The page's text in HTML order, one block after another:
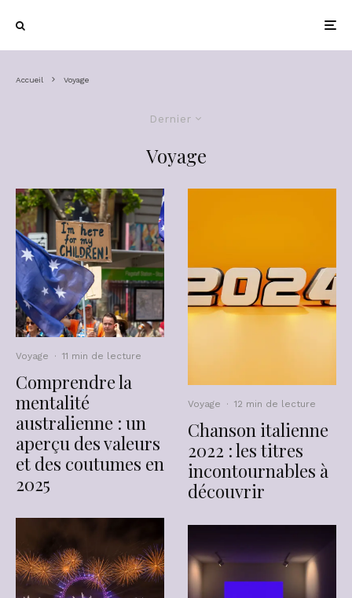
Accueil Voyage
Dernier
Voyage
Voyage · 11 min de lecture
Comprendre la
mentalité
australienne : un
aperçu des valeurs
et des coutumes en
2025
Voyage · 12 min de lecture
Chanson italienne
2022 : les titres
incontournables à
découvrir